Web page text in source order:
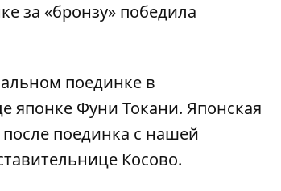
за «бронзу» победила
поединке в
японке Фуни Токани. Японская
поединка с нашей
Косово.